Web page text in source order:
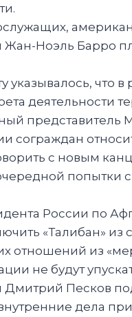
Ноэль Барро
указывалось, что
деятельности
сограждан
с новым
России по
«Талибан» из
отношений из
не будут
Песков
дела